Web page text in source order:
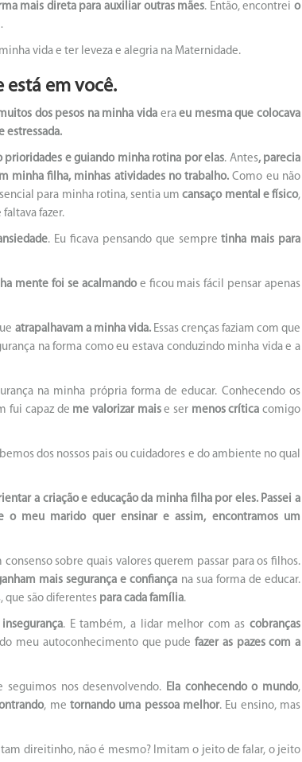
mais direta para auxiliar outras mães. Então, encontreio
vida e ter leveza e alegria na Maternidade.
está em você.
dos pesos na minha vida eraeu mesma que colocava
estressada.
prioridades e guiando minha rotina por elas. Antes, parecia
minha filha, minhas atividades no trabalho. Como eu não
para minha rotina, sentia umcansaço mental e físico,
fazer.
. Eu ficava pensando que sempretinha mais para
mente foi se acalmandoe ficou mais fácil pensar apenas
atrapalhavam a minha vida.Essas crenças faziam com que
na forma como eu estava conduzindo minha vida e a
na minha própria forma de educar. Conhecendo os
fui capaz de me valorizar maise ser menos crítica comigo
dos nossos pais ou cuidadores e do ambiente no qual
a criação e educação da minha filha por eles. Passei a
meu marido quer ensinar e assim, encontramos um
sobre quais valores querem passar para os filhos.
mais segurança e confiança na sua forma de educar.
que são diferentes para cada família.
. E também, a lidar melhor com ascobranças
do meu autoconhecimento que pudefazer as pazes com a
nos desenvolvendo. Ela conhecendo o mundo,
, metornando uma pessoa melhor. Eu ensino, mas
direitinho, não é mesmo? Imitam o jeito de falar, o jeito